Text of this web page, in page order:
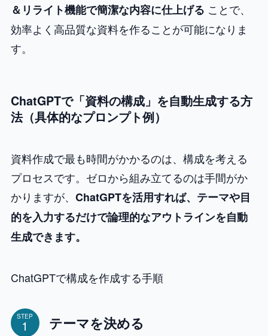
＆リライト機能で簡潔な内容に仕上げる ことで、
効率よく高品質な資料を作ることが可能になりま
す。
ChatGPTで「資料の構成」を自動生成する方
法（具体的なプロンプト例）
資料作成で最も時間がかかるのは、構成を考える
プロセスです。ゼロから組み立てるのは手間がか
かりますが、 ChatGPTを活用すれば、テーマや目
的を入力するだけで論理的なアウトラインを自動
生成できます。
ChatGPTで構成を作成する手順
STEP テーマを決める